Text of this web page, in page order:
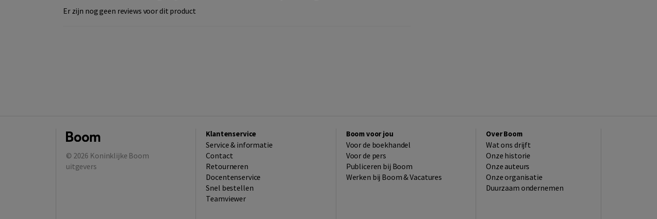
Er zijn nog geen reviews voor dit product
© 2026 Koninklijke Boom
uitgevers
Klantenservice
Service & informatie
Contact
Retourneren
Docentenservice
Snel bestellen
Teamviewer
Boom voor jou
Voor de boekhandel
Voor de pers
Publiceren bij Boom
Werken bij Boom & Vacatures
Over Boom
Wat ons drijft
Onze historie
Onze auteurs
Onze organisatie
Duurzaam ondernemen